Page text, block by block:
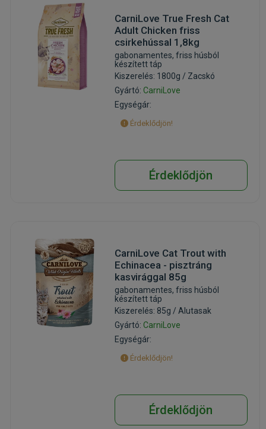
CarniLove True Fresh Cat
Adult Chicken friss
csirkehússal 1,8kg
gabonamentes, friss húsból
készített táp
Kiszerelés: 1800g / Zacskó
Gyártó: CarniLove
Egységár:
Érdeklődjön!
Érdeklődjön
CarniLove Cat Trout with
Echinacea - pisztráng
kasvirággal 85g
gabonamentes, friss húsból
készített táp
Kiszerelés: 85g / Alutasak
Gyártó: CarniLove
Egységár:
Érdeklődjön!
Érdeklődjön